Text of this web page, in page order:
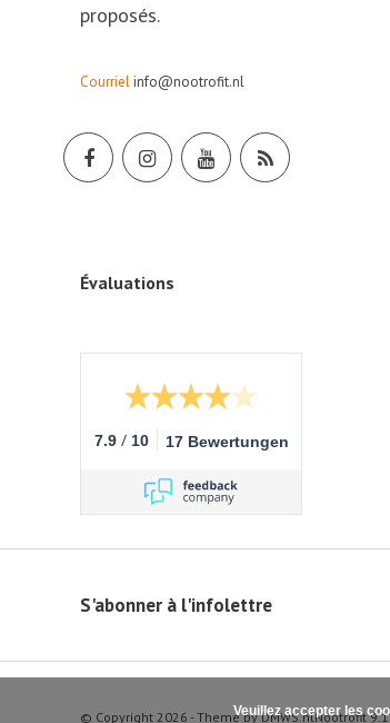
proposés.
Courrielinfo@nootrofit.nl
Évaluations
7.9 / 10 17 Bewertungen
S'abonner à l'infolettre
© Copyright 2026 - Theme byDMWS.nlNootrofit 9.1
Veuillez accepter les